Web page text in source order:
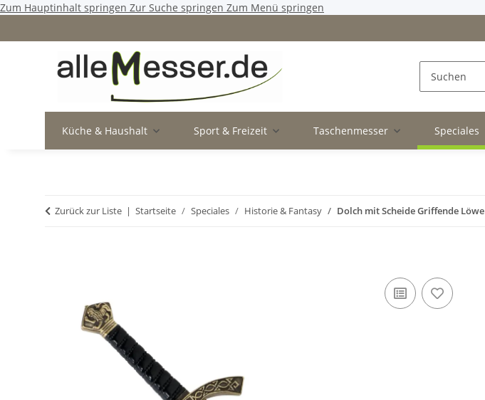
Zum Hauptinhalt springen Zur Suche springen Zum Menü springen
Küche & Haushalt Sport & Freizeit Taschenmesser Speciales
Zurück zur Liste Startseite Speciales Historie & Fantasy Dolch mit Scheide Griffende Löwe